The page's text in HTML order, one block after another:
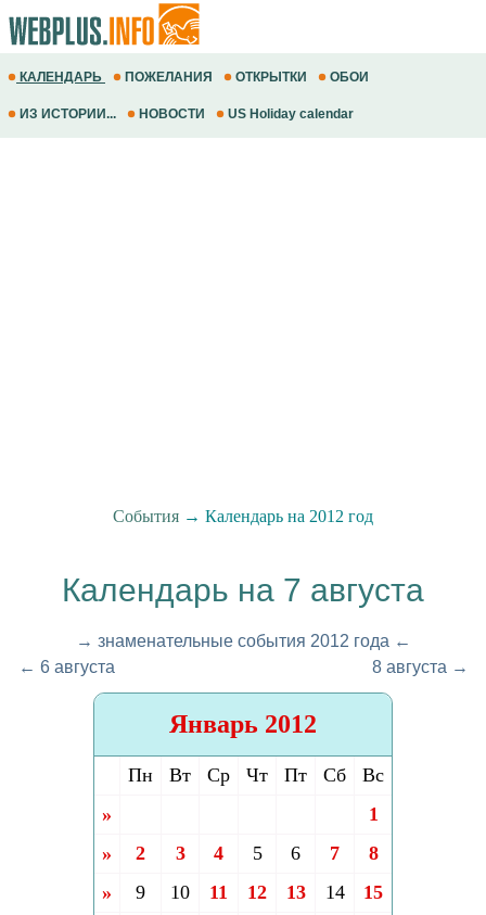
КАЛЕНДАРЬ ПОЖЕЛАНИЯ ОТКРЫТКИ ОБОИ
ИЗ ИСТОРИИ... НОВОСТИ US Holiday calendar
События → Календарь на 2012 год
Календарь на 7 августа
→ знаменательные события 2012 года ←
← 6 августа
8 августа →
Январь 2012
Пн Вт Ср Чт Пт Сб
Вс
»
1
»
2 3 4 5 6 7
8
»
9 10 11 12 13 14
15